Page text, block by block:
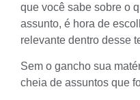
que você sabe sobre o
assunto, é hora de
relevante dentro desse
Sem o gancho sua
cheia de assuntos que